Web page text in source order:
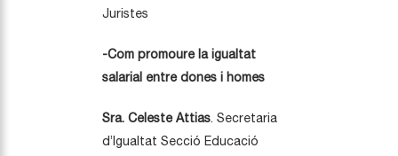
Juristes
-Com promoure la igualtat
salarial entre dones i homes
Sra. Celeste Attias. Secretaria
d’Igualtat Secció Educació